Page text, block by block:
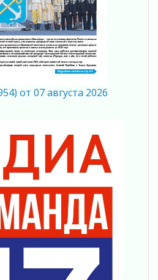
рассказал об итогах
2026
звания Героя
возможности для
вышла на воду
сделал ставку на
от 07 августа 2026